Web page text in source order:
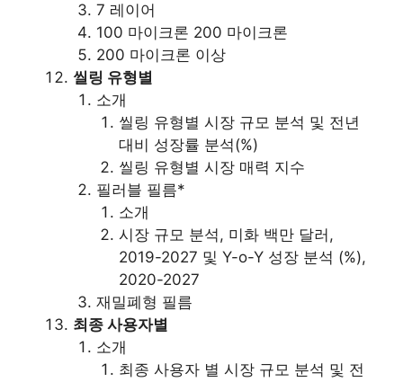
7 레이어
100 마이크론 200 마이크론
200 마이크론 이상
씰링 유형별
소개
씰링 유형별 시장 규모 분석 및 전년
대비 성장률 분석(%)
씰링 유형별 시장 매력 지수
필러블 필름*
소개
시장 규모 분석, 미화 백만 달러,
2019-2027 및 Y-o-Y 성장 분석 (%),
2020-2027
재밀폐형 필름
최종 사용자별
소개
최종 사용자 별 시장 규모 분석 및 전